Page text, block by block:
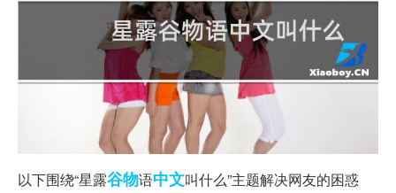
以下围绕“星露谷物语中文叫什么”主题解决网友的困惑